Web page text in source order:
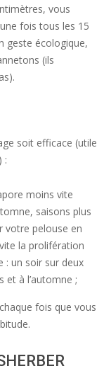
vous
fois tous les 15
geste écologique,
(ils
soit efficace (utile
:
moins vite
saisons plus
votre pelouse en
la prolifération
: un soir sur deux
et à l’automne ;
fois que vous